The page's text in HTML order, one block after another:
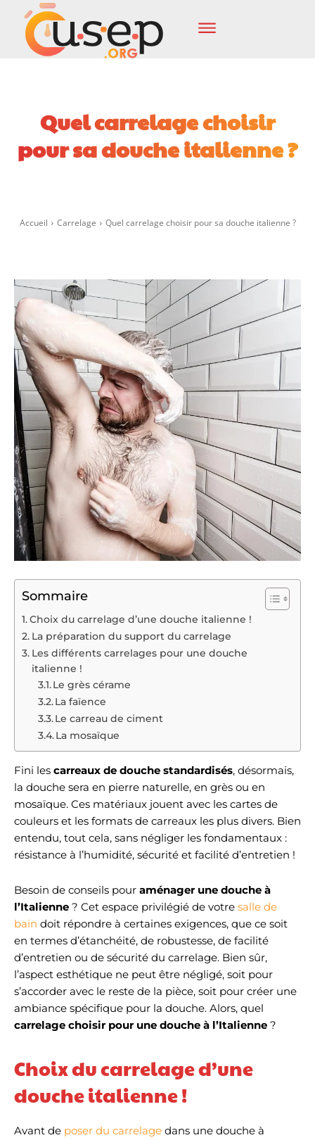
Quel carrelage choisir
pour sa douche italienne ?
Accueil Carrelage Quel carrelage choisir pour sa douche italienne ?
Sommaire
Choix du carrelage d’une douche italienne !
La préparation du support du carrelage
Les différents carrelages pour une douche
italienne !
Le grès cérame
La faïence
Le carreau de ciment
La mosaïque
Fini les carreaux de douche standardisés, désormais,
la douche sera en pierre naturelle, en grès ou en
mosaïque. Ces matériaux jouent avec les cartes de
couleurs et les formats de carreaux les plus divers. Bien
entendu, tout cela, sans négliger les fondamentaux :
résistance à l’humidité, sécurité et facilité d’entretien !
Besoin de conseils pour aménager une douche à
l’Italienne ? Cet espace privilégié de votre salle de
bain doit répondre à certaines exigences, que ce soit
en termes d’étanchéité, de robustesse, de facilité
d’entretien ou de sécurité du carrelage. Bien sûr,
l’aspect esthétique ne peut être négligé, soit pour
s’accorder avec le reste de la pièce, soit pour créer une
ambiance spécifique pour la douche. Alors, quel
carrelage choisir pour une douche à l’Italienne ?
Choix du carrelage d’une
douche italienne !
Avant de poser du carrelage dans une douche à